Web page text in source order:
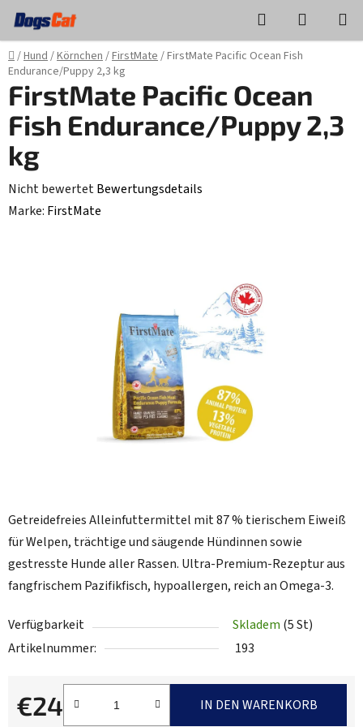
Zum
Inhalt
springen
Suchen
Startseite
/Hund/Körnchen/FirstMate/FirstMate Pacific Ocean Fish
Endurance/Puppy 2,3 kg
Getreidefreies Alleinfuttermittel mit 87 % tierischem Eiweiß
für Welpen, trächtige und säugende Hündinnen sowie
gestresste Hunde aller Rassen. Ultra-Premium-Rezeptur aus
fangfrischem Pazifikfisch, hypoallergen, reich an Omega-3.
Verfügbarkeit Skladem (5 St)
Artikelnummer:
193
€24 IN DEN WARENKORB
FirstMate Pacific Ocean
Fish Endurance/Puppy 2,3
kg
Die
durchschnittliche
Nicht bewertetBewertungsdetails
Marke: FirstMate